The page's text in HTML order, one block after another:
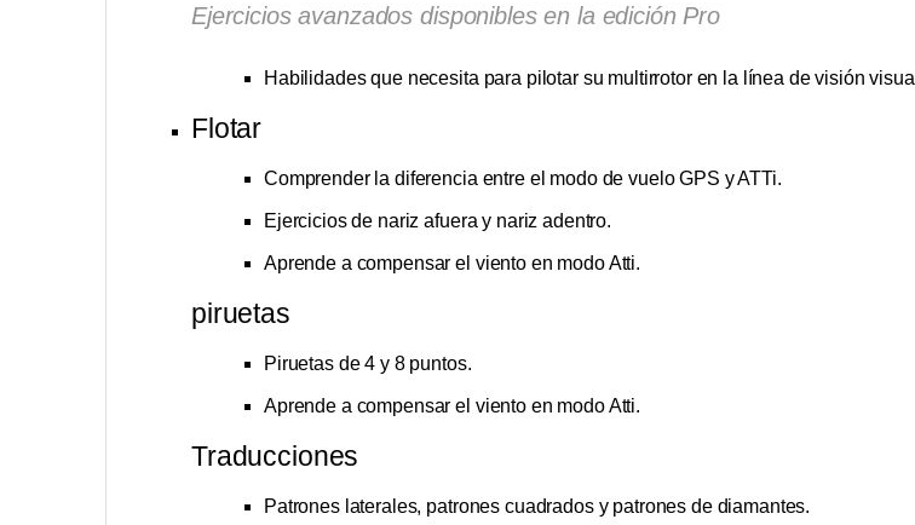
Ejercicios avanzados disponibles en la edición Pro
Habilidades que necesita para pilotar su multirrotor en la línea de visión
Flotar
Comprender la diferencia entre el modo de vuelo GPS y ATTi.
Ejercicios de nariz afuera y nariz adentro.
Aprende a compensar el viento en modo Atti.
piruetas
Piruetas de 4 y 8 puntos.
Aprende a compensar el viento en modo Atti.
Traducciones
Patrones laterales, patrones cuadrados y patrones de diamantes.